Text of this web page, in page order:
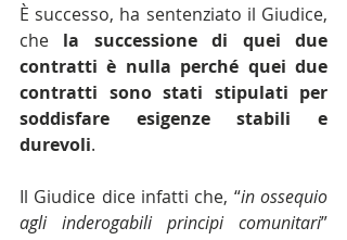
È successo, ha sentenziato il Giudice,
che la successione di quei due
contratti è nulla perché quei due
contratti sono stati stipulati per
soddisfare esigenze stabili e
durevoli.
Il Giudice dice infatti che, “in ossequio
agli inderogabili principi comunitari”